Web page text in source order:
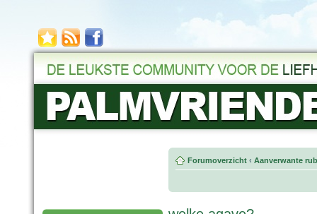
Forumoverzicht ‹ Aanverwante